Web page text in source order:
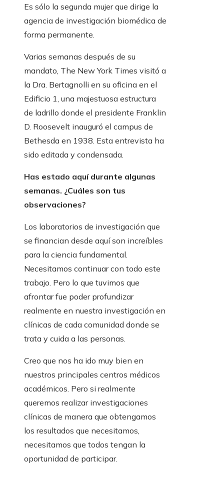
Es sólo la segunda mujer que dirige la
agencia de investigación biomédica de
forma permanente.
Varias semanas después de su
mandato, The New York Times visitó a
la Dra. Bertagnolli en su oficina en el
Edificio 1, una majestuosa estructura
de ladrillo donde el presidente Franklin
D. Roosevelt inauguró el campus de
Bethesda en 1938. Esta entrevista ha
sido editada y condensada.
Has estado aquí durante algunas
semanas. ¿Cuáles son tus
observaciones?
Los laboratorios de investigación que
se financian desde aquí son increíbles
para la ciencia fundamental.
Necesitamos continuar con todo este
trabajo. Pero lo que tuvimos que
afrontar fue poder profundizar
realmente en nuestra investigación en
clínicas de cada comunidad donde se
trata y cuida a las personas.
Creo que nos ha ido muy bien en
nuestros principales centros médicos
académicos. Pero si realmente
queremos realizar investigaciones
clínicas de manera que obtengamos
los resultados que necesitamos,
necesitamos que todos tengan la
oportunidad de participar.